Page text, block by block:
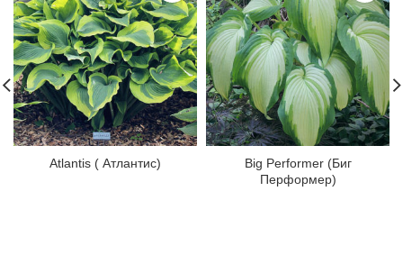
Atlantis ( Атлантис)
Big Performer (Биг
Перформер)